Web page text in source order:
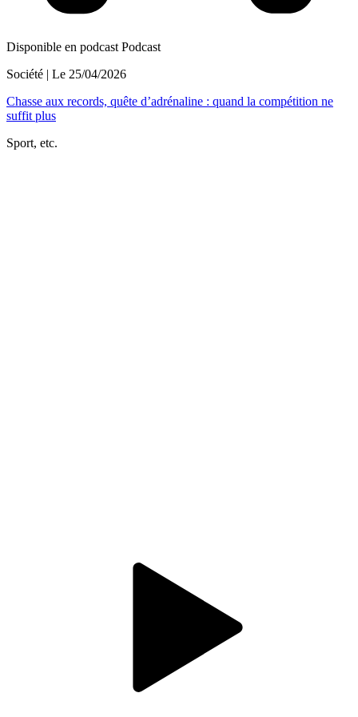
Disponible en podcast Podcast
Société | Le 25/04/2026
Chasse aux records, quête d’adrénaline : quand la compétition ne
suffit plus
Sport, etc.